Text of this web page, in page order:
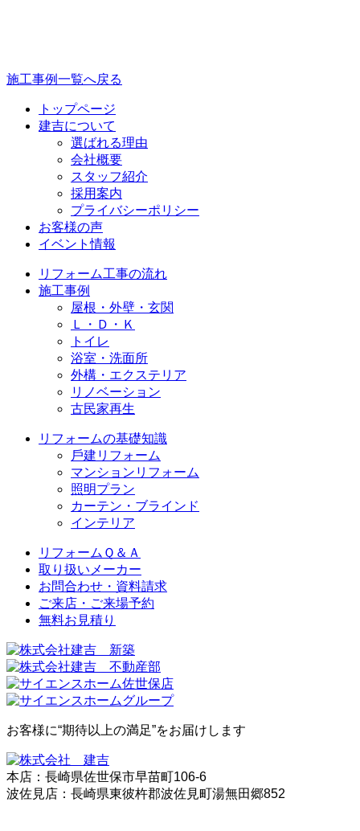
施工事例一覧へ戻る
トップページ
建吉について
選ばれる理由
会社概要
スタッフ紹介
採⽤案内
プライバシーポリシー
お客様の声
イベント情報
リフォーム⼯事の流れ
施⼯事例
屋根・外壁・玄関
Ｌ・Ｄ・Ｋ
トイレ
浴室・洗⾯所
外構・エクステリア
リノベーション
古民家再生
リフォームの基礎知識
⼾建リフォーム
マンションリフォーム
照明プラン
カーテン・ブラインド
インテリア
リフォームＱ＆Ａ
取り扱いメーカー
お問合わせ・資料請求
ご来店・ご来場予約
無料お⾒積り
お客様に“期待以上の満足”をお届けします
本店：長崎県佐世保市早苗町106-6
波佐見店：長崎県東彼杵郡波佐見町湯無田郷852